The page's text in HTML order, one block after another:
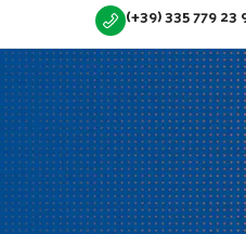
(+39) 335 779 23